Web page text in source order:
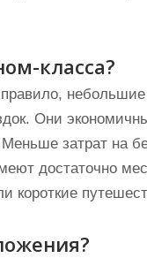
класса?
Они
затрат на
достаточно
короткие